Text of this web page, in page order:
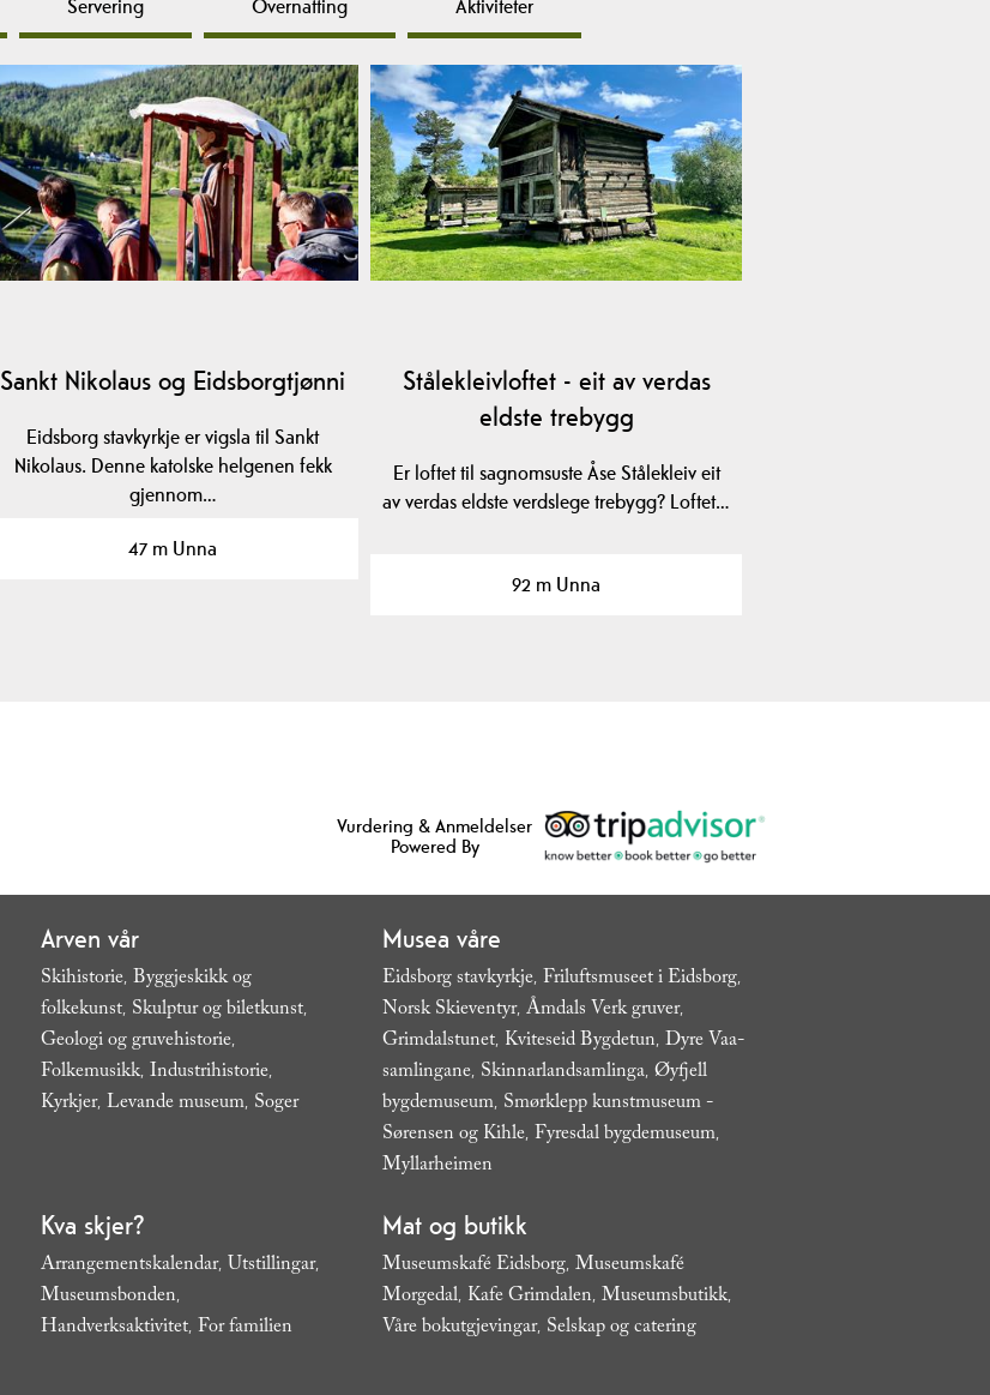
Servering Overnatting Aktiviteter
Sankt Nikolaus og Eidsborgtjønni
Eidsborg stavkyrkje er vigsla til Sankt
Nikolaus. Denne katolske helgenen fekk
gjennom…
47 m Unna
Stålekleivloftet - eit av verdas
eldste trebygg
Er loftet til sagnomsuste Åse Stålekleiv eit
av verdas eldste verdslege trebygg? Loftet…
92 m Unna
Vurdering & Anmeldelser
Powered By
Arven vår
Skihistorie, Byggjeskikk og
folkekunst, Skulptur og biletkunst,
Geologi og gruvehistorie,
Folkemusikk, Industrihistorie,
Kyrkjer, Levande museum, Soger,
Musea våre
Eidsborg stavkyrkje, Friluftsmuseet i Eidsborg,
Norsk Skieventyr, Åmdals Verk gruver,
Grimdalstunet, Kviteseid Bygdetun, Dyre Vaa-
samlingane, Skinnarlandsamlinga, Øyfjell
bygdemuseum, Smørklepp kunstmuseum -
Sørensen og Kihle, Fyresdal bygdemuseum,
Myllarheimen
Kva skjer?
Arrangementskalendar, Utstillingar,
Museumsbonden,
Handverksaktivitet, For familien
Mat og butikk
Museumskafé Eidsborg, Museumskafé
Morgedal, Kafe Grimdalen, Museumsbutikk,
Våre bokutgjevingar, Selskap og catering,